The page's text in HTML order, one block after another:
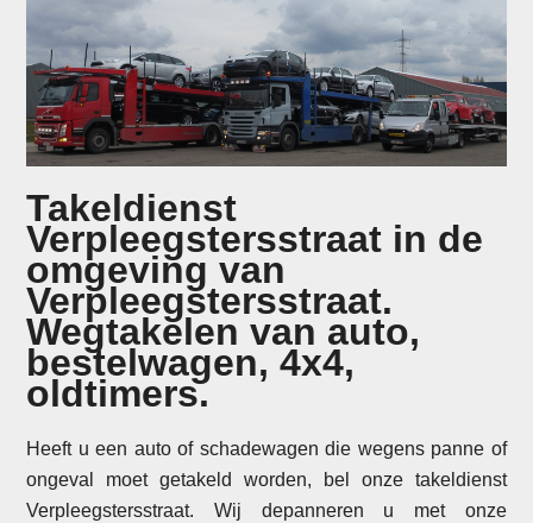
Takeldienst
Verpleegstersstraat in de
omgeving van
Verpleegstersstraat.
Wegtakelen van auto,
bestelwagen, 4x4,
oldtimers.
Heeft u een auto of schadewagen die wegens panne of
ongeval moet getakeld worden, bel onze takeldienst
Verpleegstersstraat. Wij depanneren u met onze